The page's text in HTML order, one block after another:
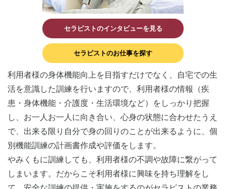
セラピストのインタビューを見る
セラピストのお仕事を探す
利用者様の身体機能向上を目指すだけでなく、自宅での生
活を意識した訓練を行いますので、利用者様の情報（疾
患・身体機能・介護度・生活環境など）をしっかり把握
し、お一人お一人に向き合い、心身の状態に合わせたうえ
で、出来る限り自分で身の回りのことが出来るように、個
別機能訓練の計画書作成や評価をします。
やみくもに訓練しても、利用者様の不調や故障に繋がって
しまいます。だからこそ利用者様に興味を持ち理解をし